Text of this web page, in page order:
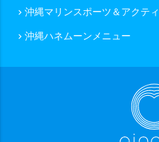
chevron_right沖縄マリンスポーツ＆アクテ
chevron_right沖縄ハネムーンメニュー